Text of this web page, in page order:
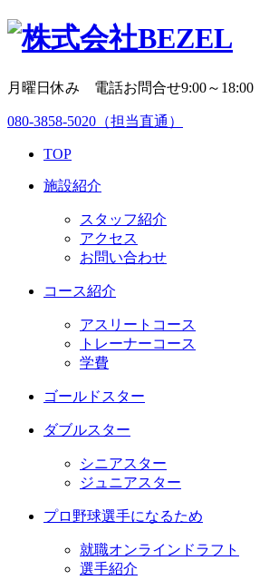
月曜日休み 電話お問合せ9:00～18:00
080-3858-5020 （担当直通）
TOP
施設紹介
スタッフ紹介
アクセス
お問い合わせ
コース紹介
アスリートコース
トレーナーコース
学費
ゴールドスター
ダブルスター
シニアスター
ジュニアスター
プロ野球選手になるため
就職オンラインドラフト
選手紹介